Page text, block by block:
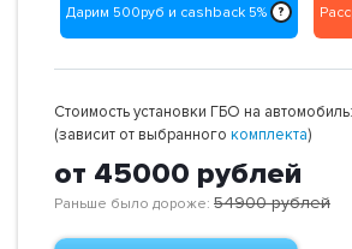
Дарим 500руб и cashback 5% ?
Стоимость установки ГБО на автомобиль:
(зависит от выбранного комплекта)
от 45000 рублей
Раньше было дороже: 54900рублей